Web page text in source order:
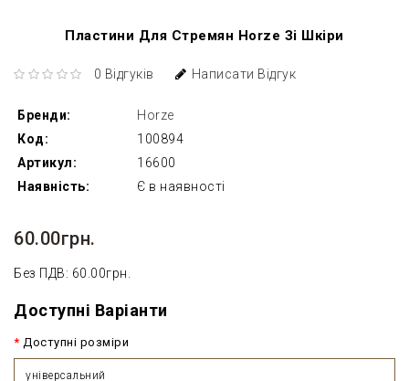
Пластини Для Стремян Horze Зі Шкіри
0 Відгуків Написати Відгук
Бренди:
Horze
Код:
100894
Артикул:
16600
Наявність:
Є в наявності
60.00грн.
Без ПДВ: 60.00грн.
Доступні Варіанти
Доступні розміри
універсальний